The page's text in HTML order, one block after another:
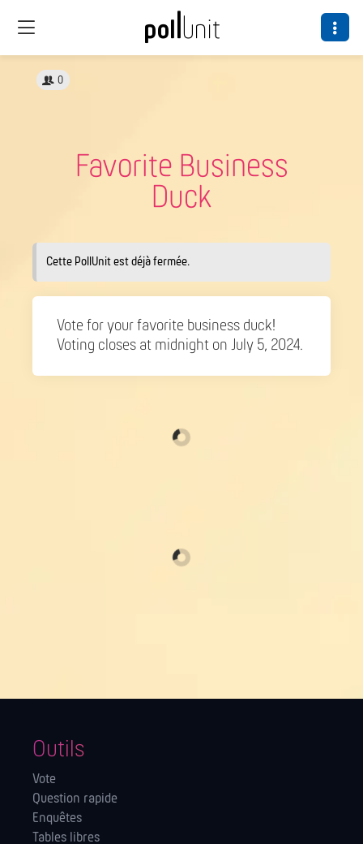
0
Favorite Business
Duck
Cette PollUnit est déjà fermée.
Vote for your favorite business duck!
Voting closes at midnight on July 5, 2024.
Outils
Vote
Question rapide
Enquêtes
Tables libres